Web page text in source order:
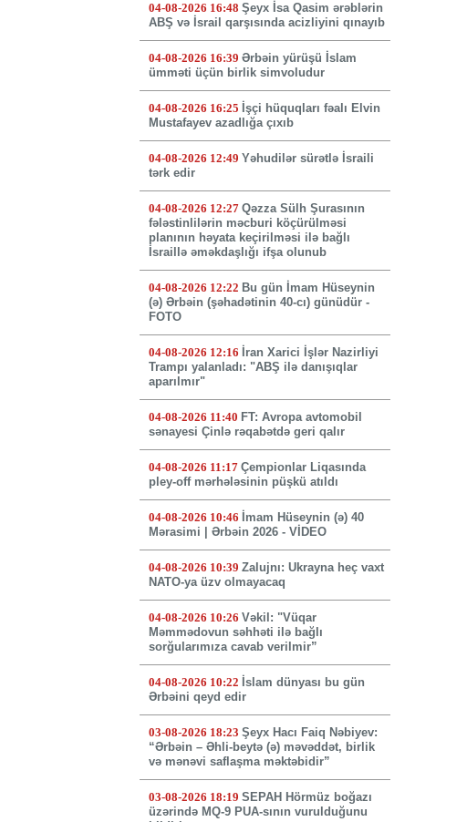
04-08-2026 16:48 Şeyx İsa Qasim ərəblərin
ABŞ və İsrail qarşısında acizliyini qınayıb
04-08-2026 16:39 Ərbəin yürüşü İslam
ümməti üçün birlik simvoludur
04-08-2026 16:25 İşçi hüquqları fəalı Elvin
Mustafayev azadlığa çıxıb
04-08-2026 12:49 Yəhudilər sürətlə İsraili
tərk edir
04-08-2026 12:27 Qəzza Sülh Şurasının
fələstinlilərin məcburi köçürülməsi
planının həyata keçirilməsi ilə bağlı
İsraillə əməkdaşlığı ifşa olunub
04-08-2026 12:22 Bu gün İmam Hüseynin
(ə) Ərbəin (şəhadətinin 40-cı) günüdür -
FOTO
04-08-2026 12:16 İran Xarici İşlər Nazirliyi
Trampı yalanladı: "ABŞ ilə danışıqlar
aparılmır"
04-08-2026 11:40 FT: Avropa avtomobil
sənayesi Çinlə rəqabətdə geri qalır
04-08-2026 11:17 Çempionlar Liqasında
pley-off mərhələsinin püşkü atıldı
04-08-2026 10:46 İmam Hüseynin (ə) 40
Mərasimi | Ərbəin 2026 - VİDEO
04-08-2026 10:39 Zalujnı: Ukrayna heç vaxt
NATO-ya üzv olmayacaq
04-08-2026 10:26 Vəkil: "Vüqar
Məmmədovun səhhəti ilə bağlı
sorğularımıza cavab verilmir”
04-08-2026 10:22 İslam dünyası bu gün
Ərbəini qeyd edir
03-08-2026 18:23 Şeyx Hacı Faiq Nəbiyev:
“Ərbəin – Əhli-beytə (ə) məvəddət, birlik
və mənəvi saflaşma məktəbidir”
03-08-2026 18:19 SEPAH Hörmüz boğazı
üzərində MQ-9 PUA-sının vurulduğunu